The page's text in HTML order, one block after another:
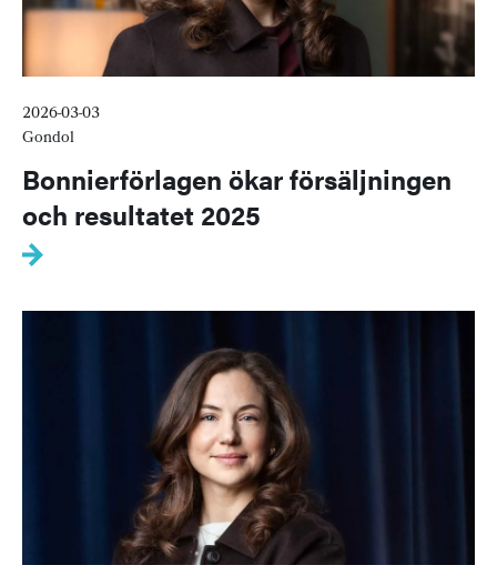
2026-03-03
Gondol
Bonnierförlagen ökar försäljningen
och resultatet 2025